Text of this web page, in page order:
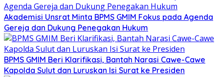
Akademisi Unsrat Minta BPMS GMIM Fokus pada Agenda
Gereja dan Dukung Penegakan Hukum
BPMS GMIM Beri Klarifikasi, Bantah Narasi Cawe-Cawe
Kapolda Sulut dan Luruskan Isi Surat ke Presiden